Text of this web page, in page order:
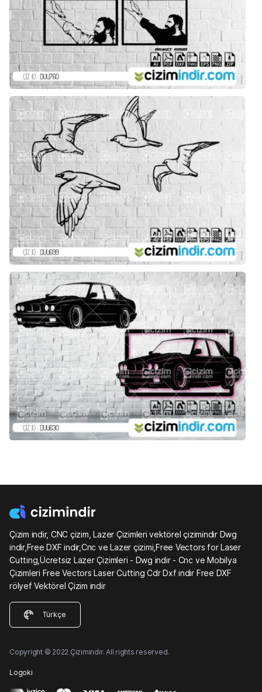
Çizim indir, CNC çizim, Lazer Çizimleri vektörel çizimindir Dwg
indir,Free DXF indir,Cnc ve Lazer çizimi,Free Vectors for Laser
Cutting,Ücretsiz Lazer Çizimleri - Dwg indir - Cnc ve Mobilya
Çizimleri Free Vectors Laser Cutting Cdr Dxf indir Free DXF
rölyef Vektörel Çizim indir
Türkçe
Copyright © 2022 Çizimindir. All rights reserved.
Logoki